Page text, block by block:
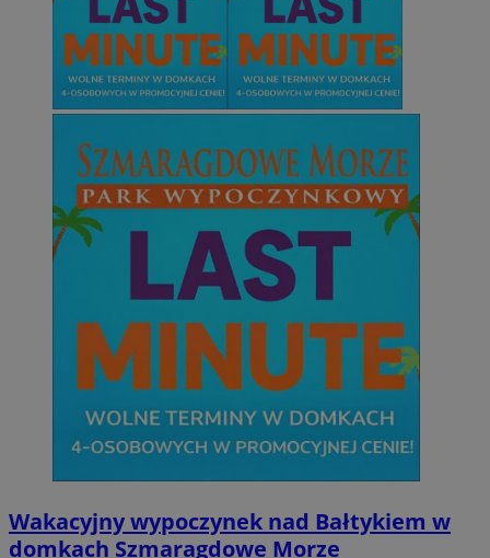
Wakacyjny wypoczynek nad Bałtykiem w
domkach Szmaragdowe Morze